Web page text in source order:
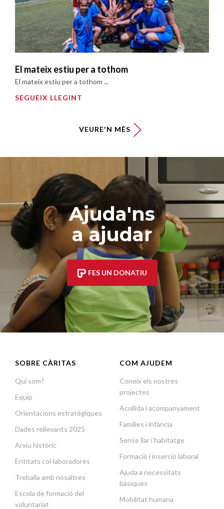
El mateix estiu per a tothom
El mateix estiu per a tothom ...
SEGUEIX LLEGINT
VEURE'N MÉS
Ajuda'ns
a ajudar
FES UN DONATIU
SOBRE CÀRITAS
Qui som?
Equip
Orientacions estratègiques
Dades rellevants 2025
Arxiu històric
Entitats col·laboradores
Treballa amb nosaltres
Escola de formació del
voluntariat
COM AJUDEM
Coneix els nostres
projectes
Acollida i acompanyament
Famílies i infància
Sense llar i habitatge
Formació i inserció laboral
Ajuda a necessitats
bàsiques
Mobilitat humana